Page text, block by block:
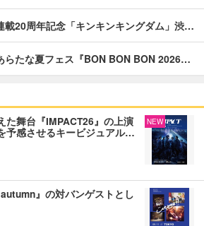
載20周年記念「キンキンキングダム」渋…
らたな夏フェス『BON BON BON 2026…
た舞台『IMPACT26』の上演
感させるキービジュアル…
NEW
』の対バンゲストとし